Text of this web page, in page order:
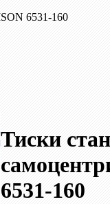
6531-160
Тиски
6531-160